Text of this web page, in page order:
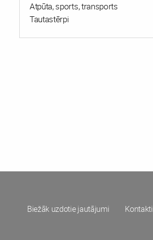
Atpūta, sports, transports
Tautastērpi
Biežāk uzdotie jautājumi Kontakti